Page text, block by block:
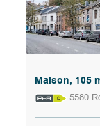
Maison, 105
5580